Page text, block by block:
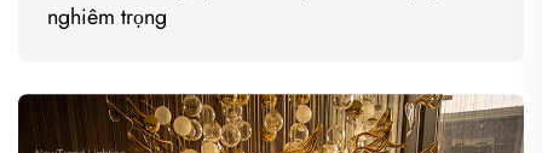
nghiêm trọng